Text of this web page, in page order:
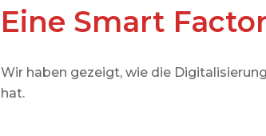
Eine Smart
Wir haben gezeigt, wie die
hat.